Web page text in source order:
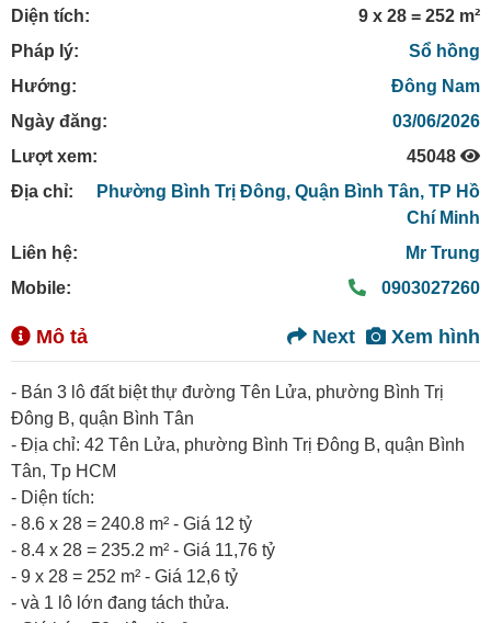
Diện tích:
9 x 28 = 252 m²
Pháp lý:
Sổ hồng
Hướng:
Đông Nam
Ngày đăng:
03/06/2026
Lượt xem:
45048
Địa chỉ:
Phường Bình Trị Đông, Quận Bình Tân, TP Hồ
Chí Minh
Liên hệ:
Mr Trung
Mobile:
0903027260
Mô tả Xem hình
Next
- Bán 3 lô đất biệt thự đường Tên Lửa, phường Bình Trị
Đông B, quận Bình Tân
- Địa chỉ: 42 Tên Lửa, phường Bình Trị Đông B, quận Bình
Tân, Tp HCM
- Diện tích:
- 8.6 x 28 = 240.8 m² - Giá 12 tỷ
- 8.4 x 28 = 235.2 m² - Giá 11,76 tỷ
- 9 x 28 = 252 m² - Giá 12,6 tỷ
- và 1 lô lớn đang tách thửa.